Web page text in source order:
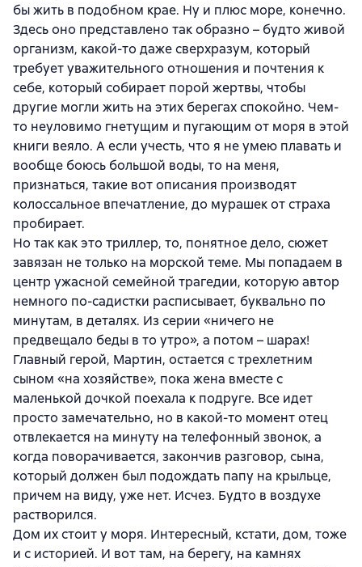
бы жить в подобном крае. Ну и плюс море, конечно.
Здесь оно представлено так образно – будто живой
организм, какой-то даже сверхразум, который
требует уважительного отношения и почтения к
себе, который собирает порой жертвы, чтобы
другие могли жить на этих берегах спокойно. Чем-
то неуловимо гнетущим и пугающим от моря в этой
книги веяло. А если учесть, что я не умею плавать и
вообще боюсь большой воды, то на меня,
признаться, такие вот описания производят
колоссальное впечатление, до мурашек от страха
пробирает.
Но так как это триллер, то, понятное дело, сюжет
завязан не только на морской теме. Мы попадаем в
центр ужасной семейной трагедии, которую автор
немного по-садистки расписывает, буквально по
минутам, в деталях. Из серии «ничего не
предвещало беды в то утро», а потом – шарах!
Главный герой, Мартин, остается с трехлетним
сыном «на хозяйстве», пока жена вместе с
маленькой дочкой поехала к подруге. Все идет
просто замечательно, но в какой-то момент отец
отвлекается на минуту на телефонный звонок, а
когда поворачивается, закончив разговор, сына,
который должен был подождать папу на крыльце,
причем на виду, уже нет. Исчез. Будто в воздухе
растворился.
Дом их стоит у моря. Интересный, кстати, дом, тоже
и с историей. И вот там, на берегу, на камнях